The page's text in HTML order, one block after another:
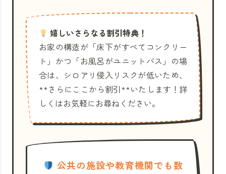
嬉しいさらなる割引特典！
お家の構造が「床下がすべてコンクリー
ト」かつ「お風呂がユニットバス」の場
合は、シロアリ侵入リスクが低いため、
**さらにここから割引**いたします！詳
しくはお気軽にお尋ねください。
公共の施設や教育機関でも数